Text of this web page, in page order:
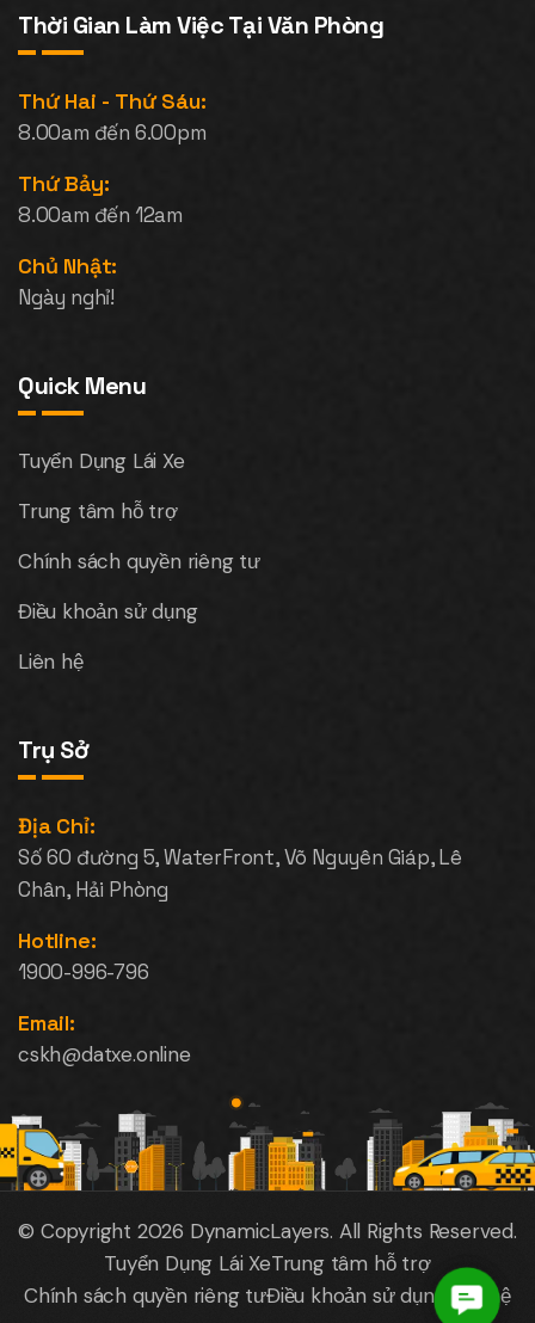
Thời Gian Làm Việc Tại Văn Phòng
Thứ Hai - Thứ Sáu:
8.00am đến 6.00pm
Thứ Bảy:
8.00am đến 12am
Chủ Nhật:
Ngày nghỉ!
Quick Menu
Tuyển Dụng Lái Xe
Trung tâm hỗ trợ
Chính sách quyền riêng tư
Điều khoản sử dụng
Liên hệ
Trụ Sở
Địa Chỉ:
Số 60 đường 5, WaterFront, Võ Nguyên Giáp, Lê
Chân, Hải Phòng
Hotline:
1900-996-796
Email:
cskh@datxe.online
© Copyright 2026 DynamicLayers. All Rights Reserved.
Tuyển Dụng Lái XeTrung tâm hỗ trợ
Chính sách quyền riêng tưĐiều khoản sử dụng Liên hệ